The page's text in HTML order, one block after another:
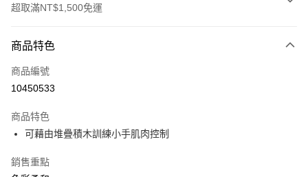
超取滿NT$1,500免運
信用卡一次付款
超商取貨付款
AFTEE先享後付
【關於「AFTEE先享後付」】
AFTEE先享後付是「在收到商品之後才付款」的支付方式。 讓您購物簡單
ATM付款
商品特色
商品編號
10450533
商品特色
可藉由堆疊積木訓練小手肌肉控制
銷售重點